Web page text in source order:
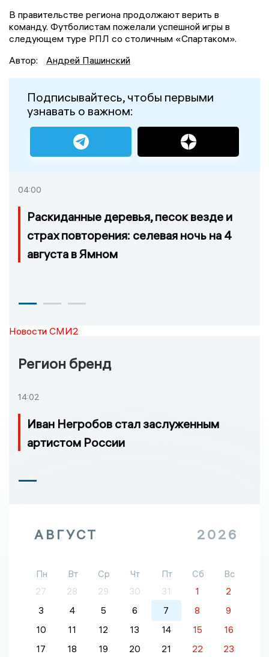
В правительстве региона продолжают верить в
команду. Футболистам пожелали успешной игры в
следующем туре РПЛ со столичным «Спартаком».
Автор:
Андрей Пашинский
Подписывайтесь, чтобы первыми
узнавать о важном:
04:00
Раскиданные деревья, песок везде и
страх повторения: селевая ночь на 4
августа в Ямном
Новости СМИ2
Регион бренд
14:02
Иван Негробов стал заслуженным
артистом России
АВГУСТ 2026
Пн Вт Ср Чт Пт Сб
Вс
27
28 29 30 31 1
2
3
4 5 6 7 8
9
10
11 12 13 14 15
16
17
18 19 20 21 22 23